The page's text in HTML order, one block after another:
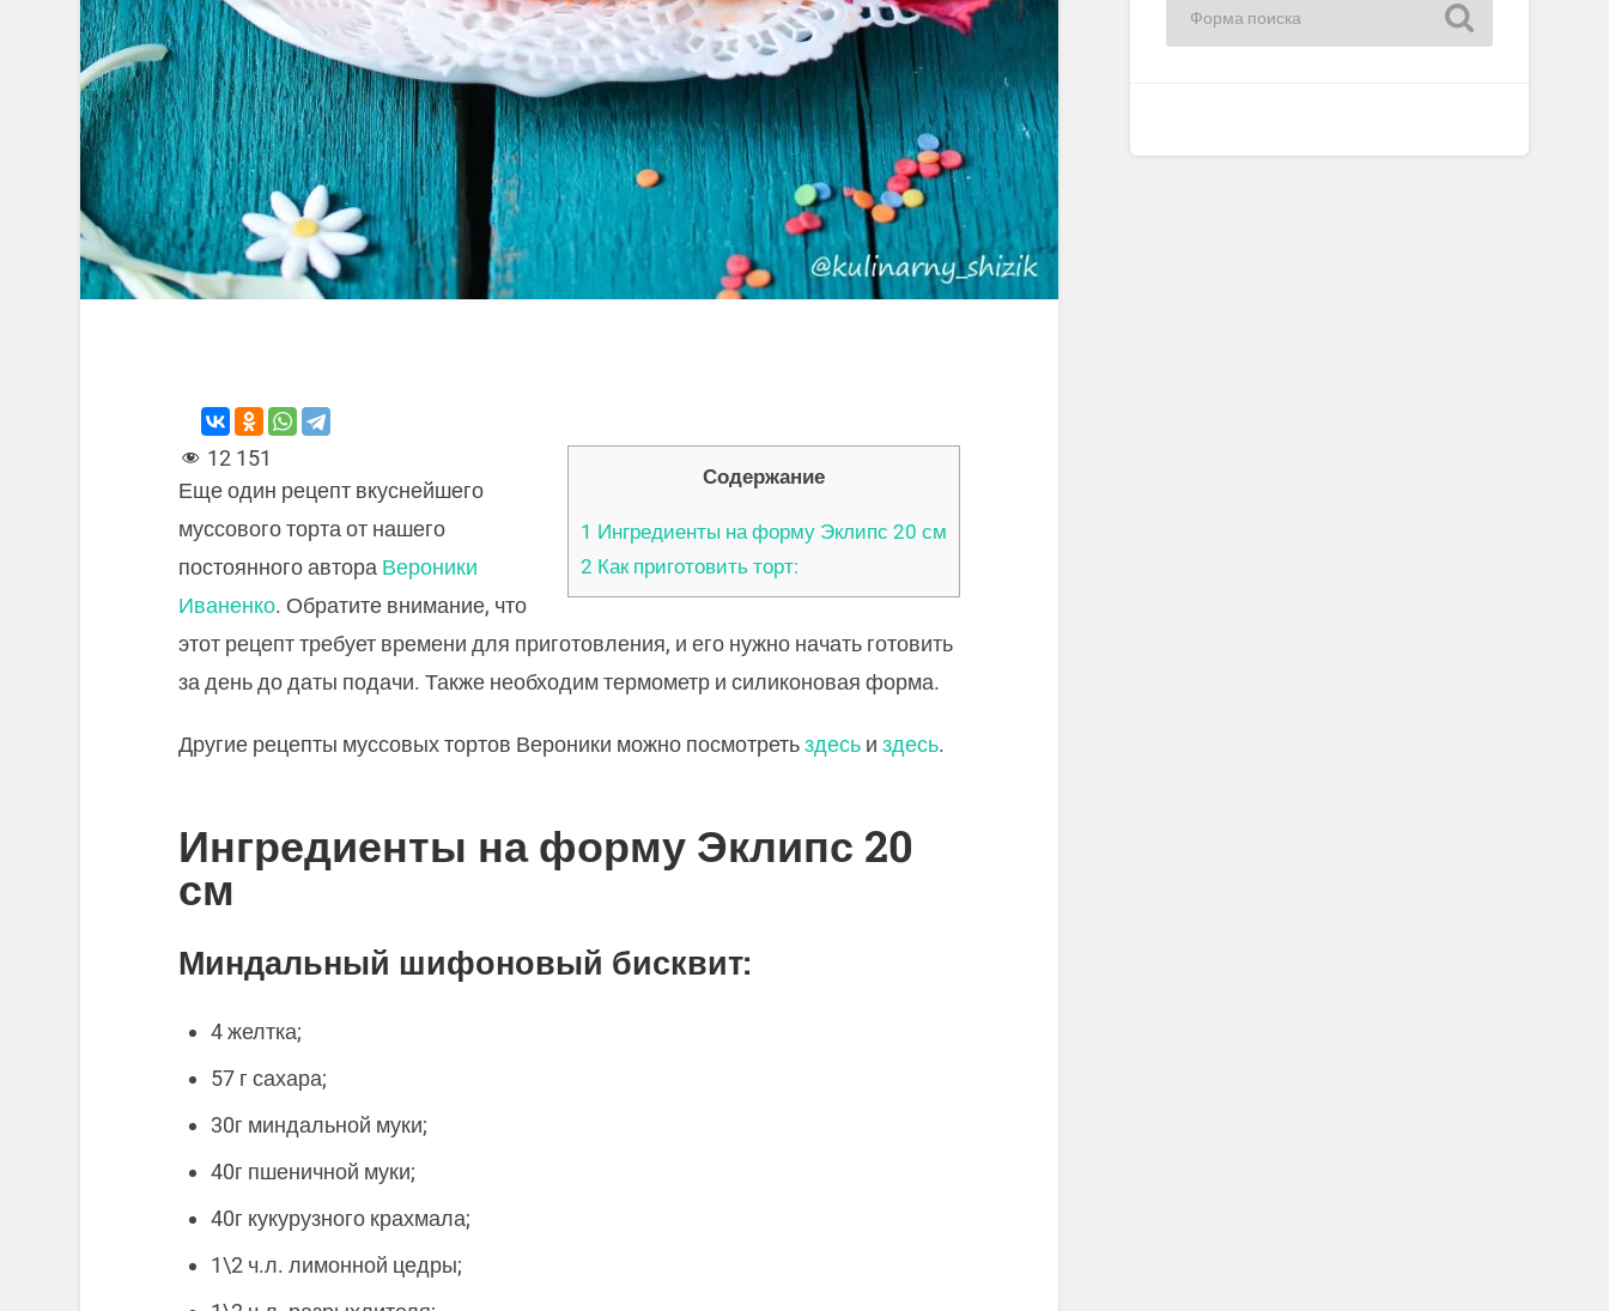
Содержание
1 Ингредиенты на форму Эклипс 20 см
2 Как приготовить торт:
12 151
Еще один рецепт вкуснейшего
муссового торта от нашего
постоянного автора Вероники
Иваненко. Обратите внимание, что
этот рецепт требует времени для приготовления, и его нужно начать готовить
за день до даты подачи. Также необходим термометр и силиконовая форма.
Другие рецепты муссовых тортов Вероники можно посмотретьздесьи здесь.
Ингредиенты на форму Эклипс 20
см
Миндальный шифоновый бисквит:
4 желтка;
57 г сахара;
30г миндальной муки;
40г пшеничной муки;
40г кукурузного крахмала;
1\2 ч.л. лимонной цедры;